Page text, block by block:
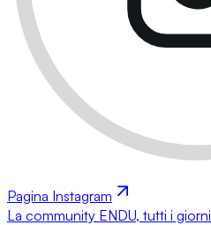
Pagina Instagram
La community ENDU, tutti i giorni